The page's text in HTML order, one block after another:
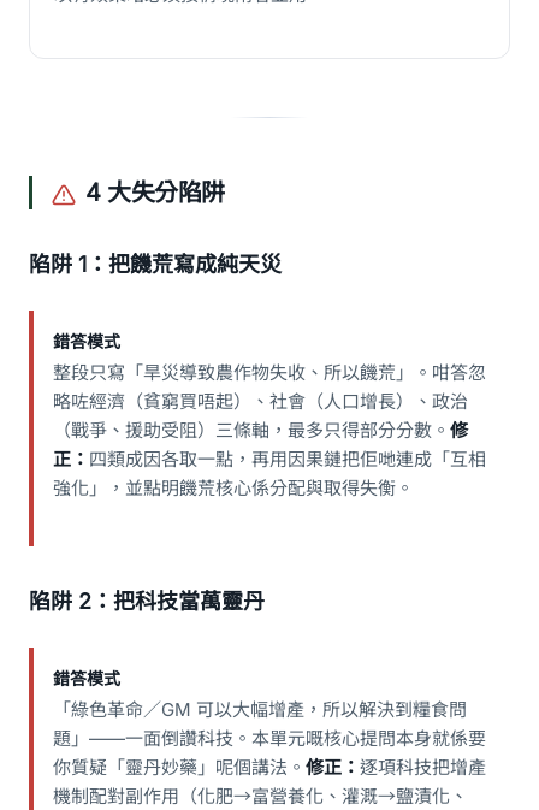
4 大失分陷阱
陷阱 1：把饑荒寫成純天災
錯答模式
整段只寫「旱災導致農作物失收、所以饑荒」。咁答忽
略咗經濟（貧窮買唔起）、社會（人口增長）、政治
（戰爭、援助受阻）三條軸，最多只得部分分數。 修
正： 四類成因各取一點，再用因果鏈把佢哋連成「互相
強化」，並點明饑荒核心係分配與取得失衡。
陷阱 2：把科技當萬靈丹
錯答模式
「綠色革命／GM 可以大幅增產，所以解決到糧食問
題」——一面倒讚科技。本單元嘅核心提問本身就係要
你質疑「靈丹妙藥」呢個講法。 修正： 逐項科技把增產
機制配對副作用（化肥→富營養化、灌溉→鹽漬化、